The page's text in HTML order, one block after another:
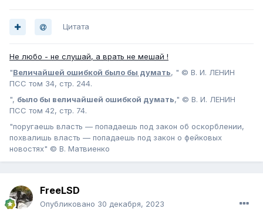
Цитата
Не любо - не слушай, а врать не мешай !
"Величайшей ошибкой было бы думать, " © В. И. ЛЕНИН
ПСС том 34, стр. 244.
", было бы величайшей ошибкой думать," © В. И. ЛЕНИН
ПСС том 42, стр. 74.
"поругаешь власть — попадаешь под закон об оскорблении,
похвалишь власть — попадаешь под закон о фейковых
новостях" © В. Матвиенко
FreeLSD
Опубликовано 30 декабря, 2023